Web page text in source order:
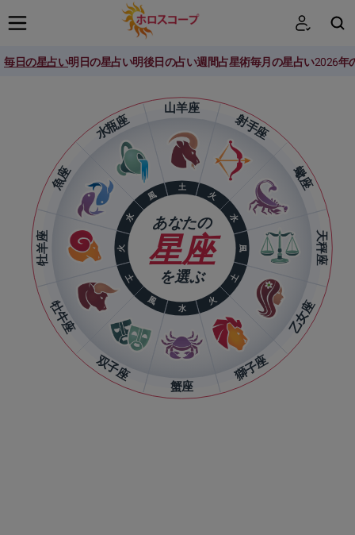
毎日の星占い明日の星占い明後日の占い週間占星術毎月の星占い2026年
牡羊座
牡牛座
双子座
蟹座
獅子座
乙女座
天秤座
蠍座
射手座
山羊座
水瓶座
魚座
火
土
風
水
火
土
風
水
火
土
風
水 あなたの
星座
を選ぶ